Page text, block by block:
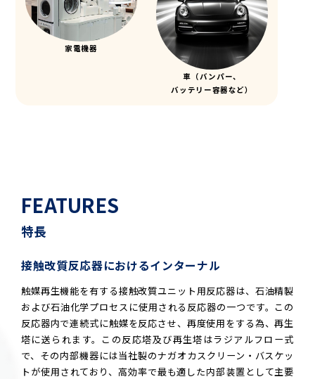
家電機器
車（バンパー、
バッテリー容器など）
FEATURES
特長
接触改質反応器におけるインターナル
触媒再生機能を有する接触改質ユニット用反応器は、石油精製
および石油化学プロセスに使用される反応器の一つです。この
反応器内で連続式に触媒を反応させ、再度使用をする為、再生
塔に送られます。この反応塔及び再生塔はラジアルフロー式
で、その内部機器には当社製のナガオカスクリーン・バスケッ
トが使用されており、高効率で最も適した内部装置として主要